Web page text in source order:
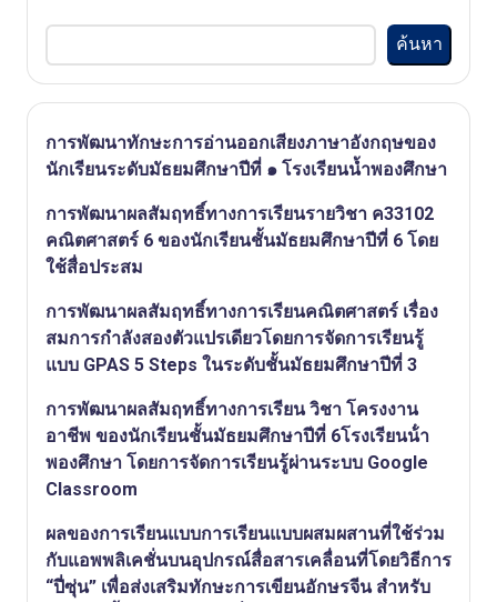
ค้นหา
การพัฒนาทักษะการอ่านออกเสียงภาษาอังกฤษของ
นักเรียนระดับมัธยมศึกษาปีที่ ๑ โรงเรียนน้ำพองศึกษา
การพัฒนาผลสัมฤทธิ์ทางการเรียนรายวิชา ค33102
คณิตศาสตร์ 6 ของนักเรียนชั้นมัธยมศึกษาปีที่ 6 โดย
ใช้สื่อประสม
การพัฒนาผลสัมฤทธิ์ทางการเรียนคณิตศาสตร์ เรื่อง
สมการกําลังสองตัวแปรเดียวโดยการจัดการเรียนรู้
แบบ GPAS 5 Steps ในระดับชั้นมัธยมศึกษาปีที่ 3
การพัฒนาผลสัมฤทธิ์ทางการเรียน วิชา โครงงาน
อาชีพ ของนักเรียนชั้นมัธยมศึกษาปีที่ 6โรงเรียนน้ํา
พองศึกษา โดยการจัดการเรียนรู้ผ่านระบบ Google
Classroom
ผลของการเรียนแบบการเรียนแบบผสมผสานที่ใช้ร่วม
กับแอพพลิเคชั่นบนอุปกรณ์สื่อสารเคลื่อนที่โดยวิธีการ
“ปี่ซุ่น” เพื่อส่งเสริมทักษะการเขียนอักษรจีน สำหรับ